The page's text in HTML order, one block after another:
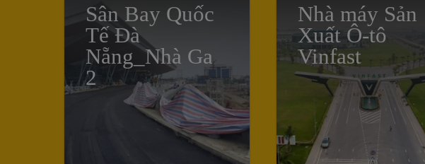
Sân Bay Quốc
Tế Đà
Nẵng_Nhà Ga
2
Nhà máy Sản
Xuất Ô-tô
Vinfast